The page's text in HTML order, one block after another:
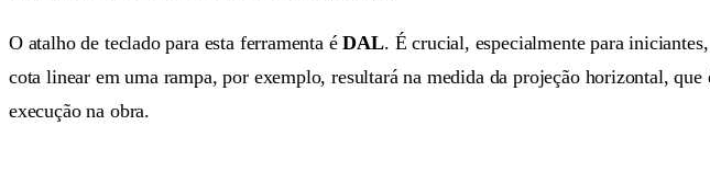
O atalho de teclado para esta ferramenta éDAL. É crucial, especialmente para
cota linear em uma rampa, por exemplo, resultará na medida da projeção horizontal,
execução na obra.